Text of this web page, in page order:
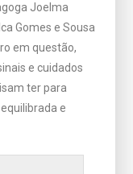
Joelma
Gomes e Sousa
em questão,
e cuidados
ter para
e